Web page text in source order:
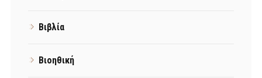
Βιβλία
Βιοηθική